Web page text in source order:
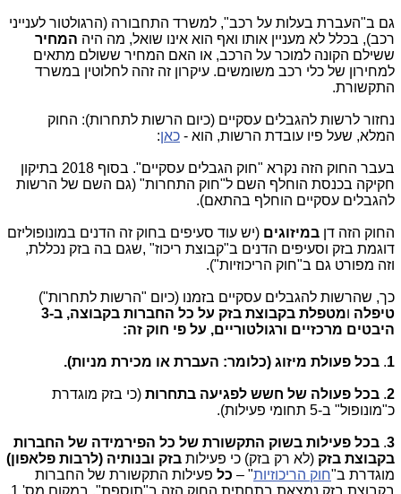
גם ב"העברת בעלות על רכב", למשרד התחבורה (הרגולטור לענייני
רכב), בכלל לא מעניין אותו ואף הוא אינו שואל, מה היה המחיר
ששילם הקונה למוכר על הרכב, או האם המחיר ששולם מתאים
למחירון של כלי רכב משומשים. עיקרון זה זהה לחלוטין במשרד
התקשורת.
נחזור לרשות להגבלים עסקיים (כיום הרשות לתחרות): החוק
המלא, שעל פיו עובדת הרשות, הוא - כאן:
בעבר החוק הזה נקרא "חוק הגבלים עסקיים". בסוף 2018 בתיקון
חקיקה בכנסת הוחלף השם ל"חוק התחרות" (גם השם של הרשות
להגבלים עסקיים הוחלף בהתאם).
החוק הזה דן במיזוגים (יש עוד סעיפים בחוק זה הדנים במונופוליזם
דוגמת בזק וסעיפים הדנים ב"קבוצת ריכוז" ,שגם בה בזק נכללת,
וזה מפורט גם ב"חוק הריכוזיות").
כך, שהרשות להגבלים עסקיים בזמנו (כיום "הרשות לתחרות")
טיפלה ו
מטפלת בקבוצת בזק על כל החברות בקבוצה, ב-3
היבטים מרכזיים ורגולטוריים, על פי חוק זה:
1
. בכל פעולת מיזוג (כלומר: העברת או מכירת מניות).
2
. בכל פעולה של חשש לפגיעה בתחרות (כי בזק מוגדרת
כ"מונופול" ב-5 תחומי פעילות).
3
. בכל פעילות בשוק התקשורת של כל הפירמידה של החברות
בקבוצת בזק (לא רק בזק) כי פעילות בזק ובנותיה (לרבות פלאפון)
מוגדרת ב"חוק הריכוזיות" – כל פעילות התקשורת של החברות